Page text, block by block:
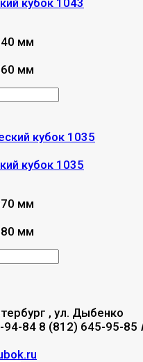
мм
мм
кубок 1035
мм
мм
, ул. Дыбенко
94-84 8 (812) 645-95-85